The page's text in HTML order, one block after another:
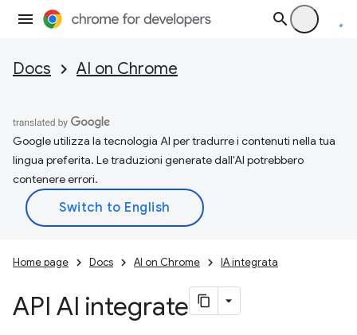
Docs AI on Chrome
Google utilizza la tecnologia AI per tradurre i contenuti nella tua
lingua preferita. Le traduzioni generate dall'AI potrebbero
contenere errori.
Home page Docs AI on Chrome IA integrata
API AI integrate